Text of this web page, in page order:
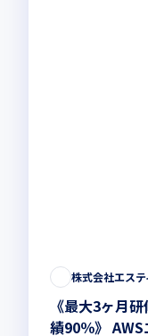
株式会社エス
《最大3ヶ月
績90％》